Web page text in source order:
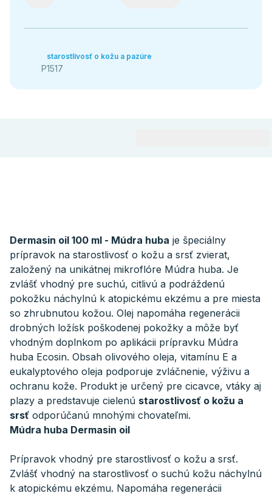
starostlivosť o kožu a pazúre
P1517
Dermasin oil 100 ml - Múdra huba je špeciálny
prípravok na starostlivosť o kožu a srsť zvierat,
založený na unikátnej mikroflóre Múdra huba. Je
zvlášť vhodný pre suchú, citlivú a podráždenú
pokožku náchylnú k atopickému ekzému a pre miesta
so zhrubnutou kožou. Olej napomáha regenerácii
drobných ložísk poškodenej pokožky a môže byť
vhodným doplnkom po aplikácii prípravku Múdra
huba Ecosin. Obsah olivového oleja, vitamínu E a
eukalyptového oleja podporuje zvláčnenie, výživu a
ochranu kože. Produkt je určený pre cicavce, vtáky aj
plazy a predstavuje cielenú starostlivosť o kožu a
srsť odporúčanú mnohými chovateľmi.
Múdra huba Dermasin oil
Prípravok vhodný pre starostlivosť o kožu a srsť.
Zvlášť vhodný na starostlivosť o suchú kožu náchylnú
k atopickému ekzému. Napomáha regenerácii